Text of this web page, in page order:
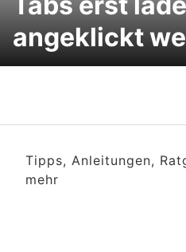
angeklickt
Tipps, Anleitungen,
mehr